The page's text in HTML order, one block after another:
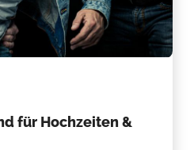
für Hochzeiten &